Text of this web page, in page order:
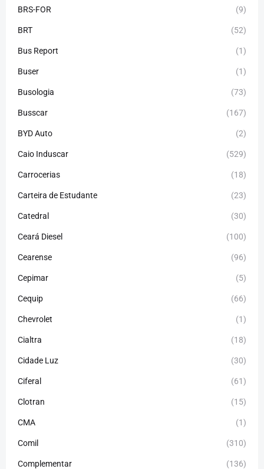
BRS-FOR (9)
BRT (52)
Bus Report (1)
Buser (1)
Busologia (73)
Busscar (167)
BYD Auto (2)
Caio Induscar (529)
Carrocerias (18)
Carteira de Estudante (23)
Catedral (30)
Ceará Diesel (100)
Cearense (96)
Cepimar (5)
Cequip (66)
Chevrolet (1)
Cialtra (18)
Cidade Luz (30)
Ciferal (61)
Clotran (15)
CMA (1)
Comil (310)
Complementar (136)